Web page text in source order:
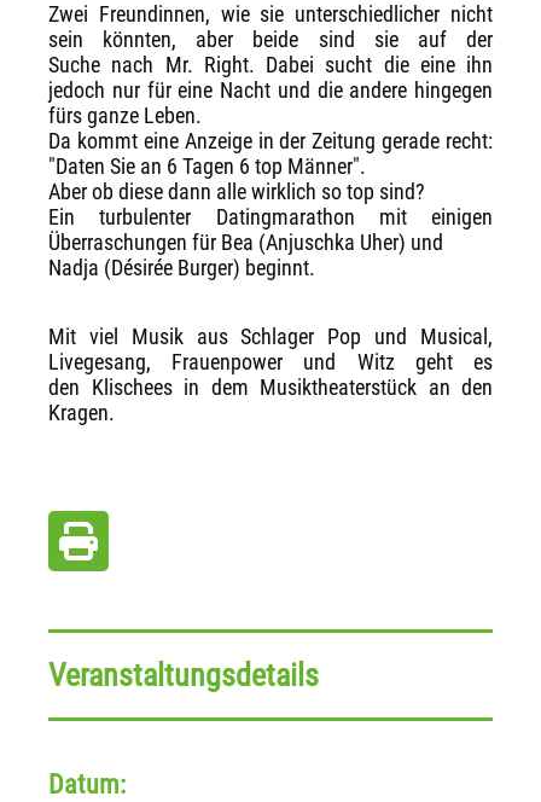
Zwei Freundinnen, wie sie unterschiedlicher nicht
sein könnten, aber beide sind sie auf der
Suche nach Mr. Right. Dabei sucht die eine ihn
jedoch nur für eine Nacht und die andere hingegen
fürs ganze Leben.
Da kommt eine Anzeige in der Zeitung gerade recht:
"Daten Sie an 6 Tagen 6 top Männer".
Aber ob diese dann alle wirklich so top sind?
Ein turbulenter Datingmarathon mit einigen
Überraschungen für Bea (Anjuschka Uher) und
Nadja (Désirée Burger) beginnt.
Mit viel Musik aus Schlager Pop und Musical,
Livegesang, Frauenpower und Witz geht es
den Klischees in dem Musiktheaterstück an den
Kragen.
Veranstaltungsdetails
Datum: